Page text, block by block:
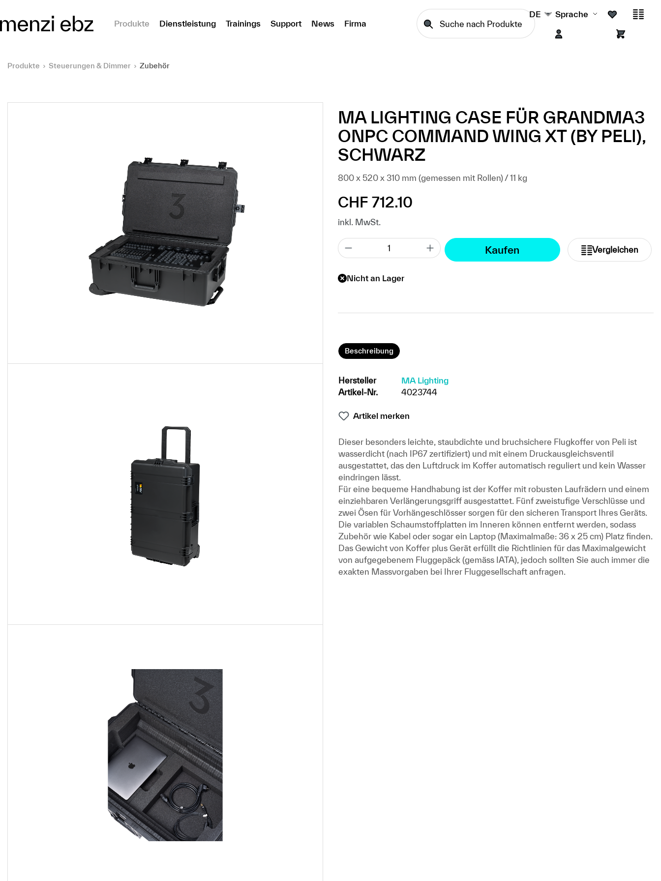
Produkte
Dienstleistung Trainings Support News Firma
DE Sprache
Produkte Steuerungen & Dimmer Zubehör
MA LIGHTING CASE FÜR GRANDMA3
ONPC COMMAND WING XT (BY PELI),
SCHWARZ
800 x 520 x 310 mm (gemessen mit Rollen) / 11 kg
Regulärer Preis:
CHF 712.10
inkl. MwSt.
Kaufen Vergleichen
Nicht an Lager
Beschreibung
Hersteller
MA Lighting
Artikel-Nr.
4023744
Artikel merken
Dieser besonders leichte, staubdichte und bruchsichere Flugkoffer von Peli ist
wasserdicht (nach IP67 zertifiziert) und mit einem Druckausgleichsventil
ausgestattet, das den Luftdruck im Koffer automatisch reguliert und kein Wasser
eindringen lässt.
Für eine bequeme Handhabung ist der Koffer mit robusten Laufrädern und einem
einziehbaren Verlängerungsgriff ausgestattet. Fünf zweistufige Verschlüsse und
zwei Ösen für Vorhängeschlösser sorgen für den sicheren Transport Ihres Geräts.
Die variablen Schaumstoffplatten im Inneren können entfernt werden, sodass
Zubehör wie Kabel oder sogar ein Laptop (Maximalmaße: 36 x 25 cm) Platz finden.
Das Gewicht von Koffer plus Gerät erfüllt die Richtlinien für das Maximalgewicht
von aufgegebenem Fluggepäck (gemäss IATA), jedoch sollten Sie auch immer die
exakten Massvorgaben bei Ihrer Fluggesellschaft anfragen.